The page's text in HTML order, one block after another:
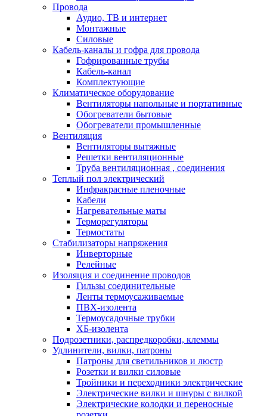
Провода
Аудио, ТВ и интернет
Монтажные
Силовые
Кабель-каналы и гофра для провода
Гофрированные трубы
Кабель-канал
Комплектующие
Климатическое оборудование
Вентиляторы напольные и портативные
Обогреватели бытовые
Обогреватели промышленные
Вентиляция
Вентиляторы вытяжные
Решетки вентиляционные
Труба вентиляционная , соединения
Теплый пол электрический
Инфракрасные пленочные
Кабели
Нагревательные маты
Терморегуляторы
Термостаты
Стабилизаторы напряжения
Инверторные
Релейные
Изоляция и соединение проводов
Гильзы соединительные
Ленты термоусаживаемые
ПВХ-изолента
Термоусадочные трубки
ХБ-изолента
Подрозетники, распредкоробки, клеммы
Удлинители, вилки, патроны
Патроны для светильников и люстр
Розетки и вилки силовые
Тройники и переходники электрические
Электрические вилки и шнуры с вилкой
Электрические колодки и переносные